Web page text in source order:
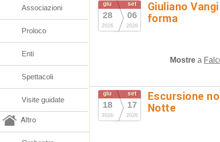
giu
28
2026
set
06
2026
Giuliano
forma
Mostre a
giu
18
2026
set
17
2026
Escursione
Notte
Associazioni
Proloco
Enti
Spettacoli
Visite guidate
Altro